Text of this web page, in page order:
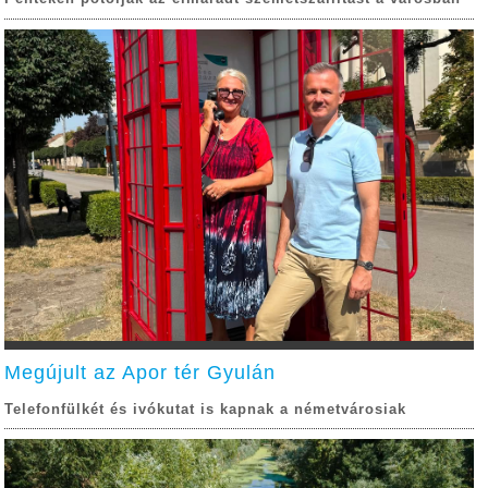
Megújult az Apor tér Gyulán
Telefonfülkét és ivókutat is kapnak a németvárosiak